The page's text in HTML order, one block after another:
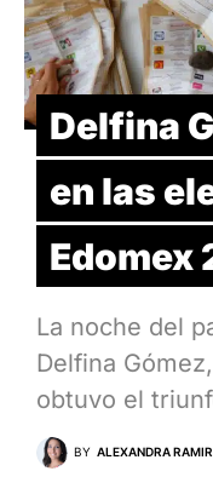
Delfina
en las
Edomex
La noche del
Delfina
obtuvo el
BY ALEXANDRA